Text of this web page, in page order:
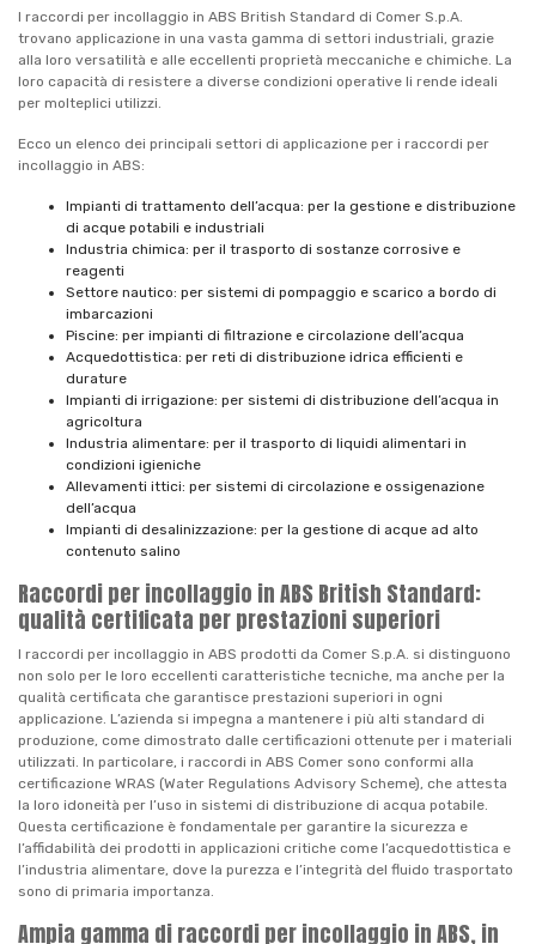
I raccordi per incollaggio in ABS British Standard di Comer S.p.A.
trovano applicazione in una vasta gamma di settori industriali, grazie
alla loro versatilità e alle eccellenti proprietà meccaniche e chimiche. La
loro capacità di resistere a diverse condizioni operative li rende ideali
per molteplici utilizzi.
Ecco un elenco dei principali settori di applicazione per i raccordi per
incollaggio in ABS:
Impianti di trattamento dell’acqua: per la gestione e distribuzione
di acque potabili e industriali
Industria chimica: per il trasporto di sostanze corrosive e
reagenti
Settore nautico: per sistemi di pompaggio e scarico a bordo di
imbarcazioni
Piscine: per impianti di filtrazione e circolazione dell’acqua
Acquedottistica: per reti di distribuzione idrica efficienti e
durature
Impianti di irrigazione: per sistemi di distribuzione dell’acqua in
agricoltura
Industria alimentare: per il trasporto di liquidi alimentari in
condizioni igieniche
Allevamenti ittici: per sistemi di circolazione e ossigenazione
dell’acqua
Impianti di desalinizzazione: per la gestione di acque ad alto
contenuto salino
Raccordi per incollaggio in ABS British Standard:
qualità certificata per prestazioni superiori
I raccordi per incollaggio in ABS prodotti da Comer S.p.A. si distinguono
non solo per le loro eccellenti caratteristiche tecniche, ma anche per la
qualità certificata che garantisce prestazioni superiori in ogni
applicazione. L’azienda si impegna a mantenere i più alti standard di
produzione, come dimostrato dalle certificazioni ottenute per i materiali
utilizzati. In particolare, i raccordi in ABS Comer sono conformi alla
certificazione WRAS (Water Regulations Advisory Scheme), che attesta
la loro idoneità per l’uso in sistemi di distribuzione di acqua potabile.
Questa certificazione è fondamentale per garantire la sicurezza e
l’affidabilità dei prodotti in applicazioni critiche come l’acquedottistica e
l’industria alimentare, dove la purezza e l’integrità del fluido trasportato
sono di primaria importanza.
Ampia gamma di raccordi per incollaggio in ABS, in